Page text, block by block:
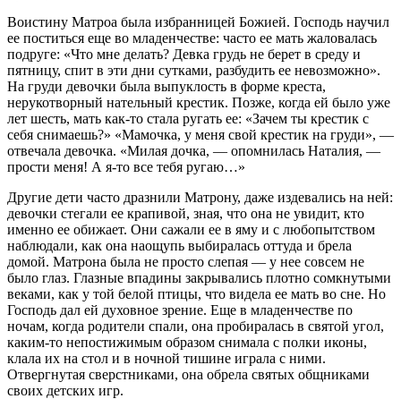
Воистину Матроа была избранницей Божией. Господь научил
ее поститься еще во младенчестве: часто ее мать жаловалась
подруге: «Что мне делать? Девка грудь не берет в среду и
пятницу, спит в эти дни сутками, разбудить ее невозможно».
На груди девочки была выпуклость в форме креста,
нерукотворный нательный крестик. Позже, когда ей было уже
лет шесть, мать как-то стала ругать ее: «Зачем ты крестик с
себя снимаешь?» «Мамочка, у меня свой крестик на груди», —
отвечала девочка. «Милая дочка, — опомнилась Наталия, —
прости меня! А я-то все тебя ругаю…»
Другие дети часто дразнили Матрону, даже издевались на ней:
девочки стегали ее крапивой, зная, что она не увидит, кто
именно ее обижает. Они сажали ее в яму и с любопытством
наблюдали, как она наощупь выбиралась оттуда и брела
домой. Матрона была не просто слепая — у нее совсем не
было глаз. Глазные впадины закрывались плотно сомкнутыми
веками, как у той белой птицы, что видела ее мать во сне. Но
Господь дал ей духовное зрение. Еще в младенчестве по
ночам, когда родители спали, она пробиралась в святой угол,
каким-то непостижимым образом снимала с полки иконы,
клала их на стол и в ночной тишине играла с ними.
Отвергнутая сверстниками, она обрела святых общниками
своих детских игр.